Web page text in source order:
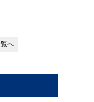
へ